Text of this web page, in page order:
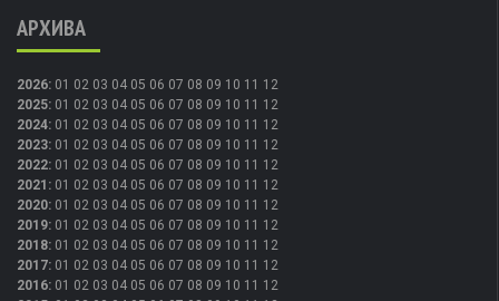
АРХИВА
2026: 01 02 03 04 05 06 07 08 09 10 11 12
2025: 01 02 03 04 05 06 07 08 09 10 11 12
2024: 01 02 03 04 05 06 07 08 09 10 11 12
2023: 01 02 03 04 05 06 07 08 09 10 11 12
2022: 01 02 03 04 05 06 07 08 09 10 11 12
2021 : 01 02 03 04 05 06 07 08 09 10 11 12
2020: 01 02 03 04 05 06 07 08 09 10 11 12
2019: 01 02 03 04 05 06 07 08 09 10 11 12
2018: 01 02 03 04 05 06 07 08 09 10 11 12
2017: 01 02 03 04 05 06 07 08 09 10 11 12
2016: 01 02 03 04 05 06 07 08 09 10 11 12